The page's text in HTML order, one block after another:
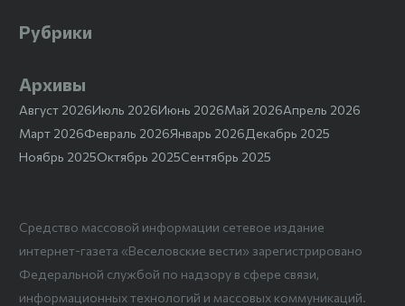
Рубрики
Архивы
Август 2026Июль 2026Июнь 2026Май 2026Апрель 2026
Март 2026Февраль 2026Январь 2026Декабрь 2025
Ноябрь 2025Октябрь 2025Сентябрь 2025
Средство массовой информации сетевое издание
интернет-газета «Веселовские вести» зарегистрировано
Федеральной службой по надзору в сфере связи,
информационных технологий и массовых коммуникаций.